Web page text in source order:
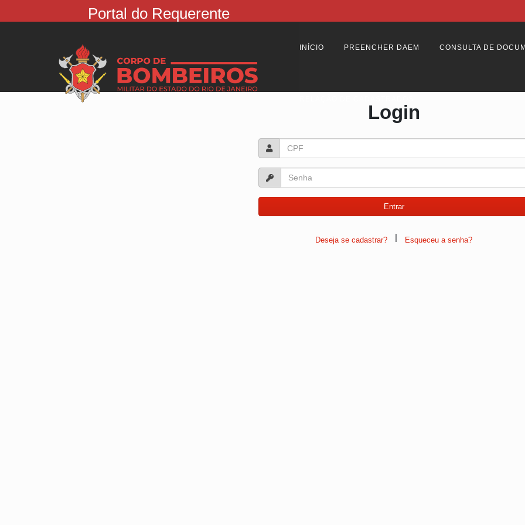
Portal do Requerente
INÍCIO PREENCHER DAEM CONSULTA DE
Login
Deseja se cadastrar? | Esqueceu a senha?